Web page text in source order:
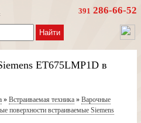
391 286-66-52
Найти
ET675LMP1D в
» Встраиваемая техника» Варочные
поверхности встраиваемые Siemens